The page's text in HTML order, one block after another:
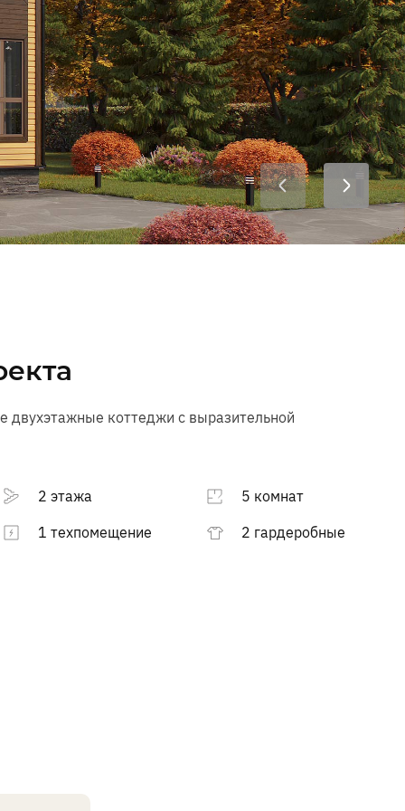
Я соглашаюсь сПолитикой в
отношении обработки персональных
данных,Правилами пользования
интернет-сайтом, а также на
обработку персональных данных
Я соглашаюсь наполучение рекламно-
информационных сообщений
ОТПРАВИТЬ
двухэтажные коттеджи с выразительной
2 этажа
5 комнат
1 техпомещение 2 гардеробные